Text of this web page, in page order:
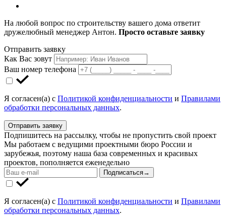
На любой вопрос по строительству вашего дома ответит
дружелюбный менеджер Антон. Просто оставьте заявку
Отправить заявку
Как Вас зовут
Ваш номер телефона
Я согласен(а) с Политикой конфиденциальности и Правилами
обработки персональных данных.
Отправить заявку
Подпишитесь на рассылку, чтобы не пропустить свой проект
Мы работаем с ведущими проектными бюро России и
зарубежья, поэтому наша база современных и красивых
проектов, пополняется еженедельно
Подписаться→
Я согласен(а) с Политикой конфиденциальности и Правилами
обработки персональных данных.